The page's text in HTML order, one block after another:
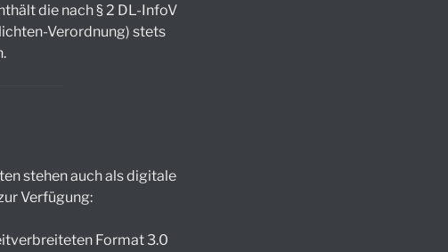
die nach § 2 DL-InfoV
Verordnung) stets
stehen auch als digitale
Verfügung:
Format 3.0